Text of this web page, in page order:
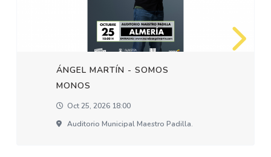
ÁNGEL MARTÍN - SOMOS
MONOS
Oct 25, 2026 18:00
Auditorio Municipal Maestro Padilla.